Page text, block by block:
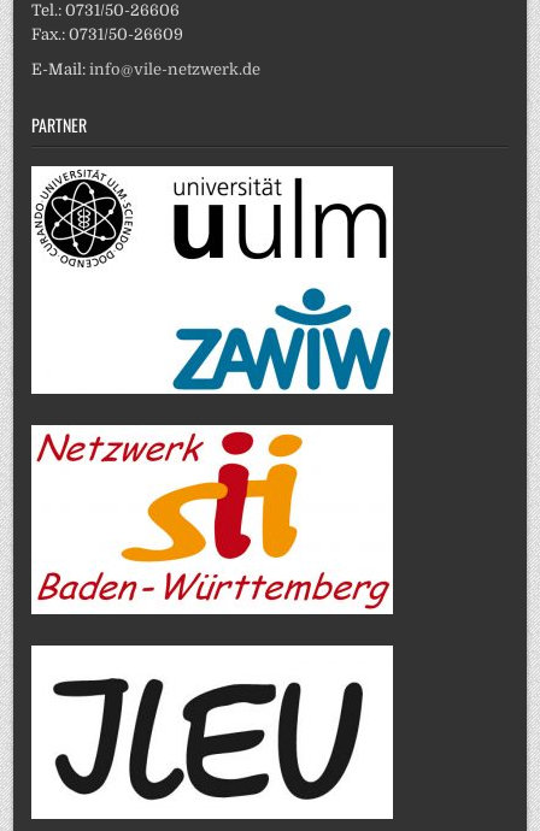
Tel.: 0731/50-26606
Fax.: 0731/50-26609
E-Mail:info@vile-netzwerk.de
PARTNER